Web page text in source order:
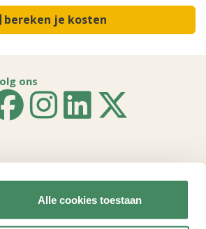
Alle cookies toestaan
bereken je kosten
ons
Schalkhaar